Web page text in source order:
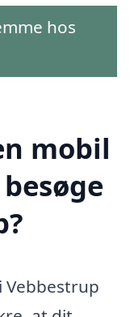
hos
mobil